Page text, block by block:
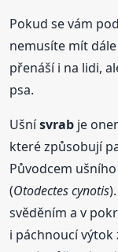
Pokud se vám
nemusíte mít
přenáší i na lidi,
psa.
Ušnísvrab je
které způsobují
Původcem
(Otodectes cynotis
svěděním a v
i páchnoucí výtok